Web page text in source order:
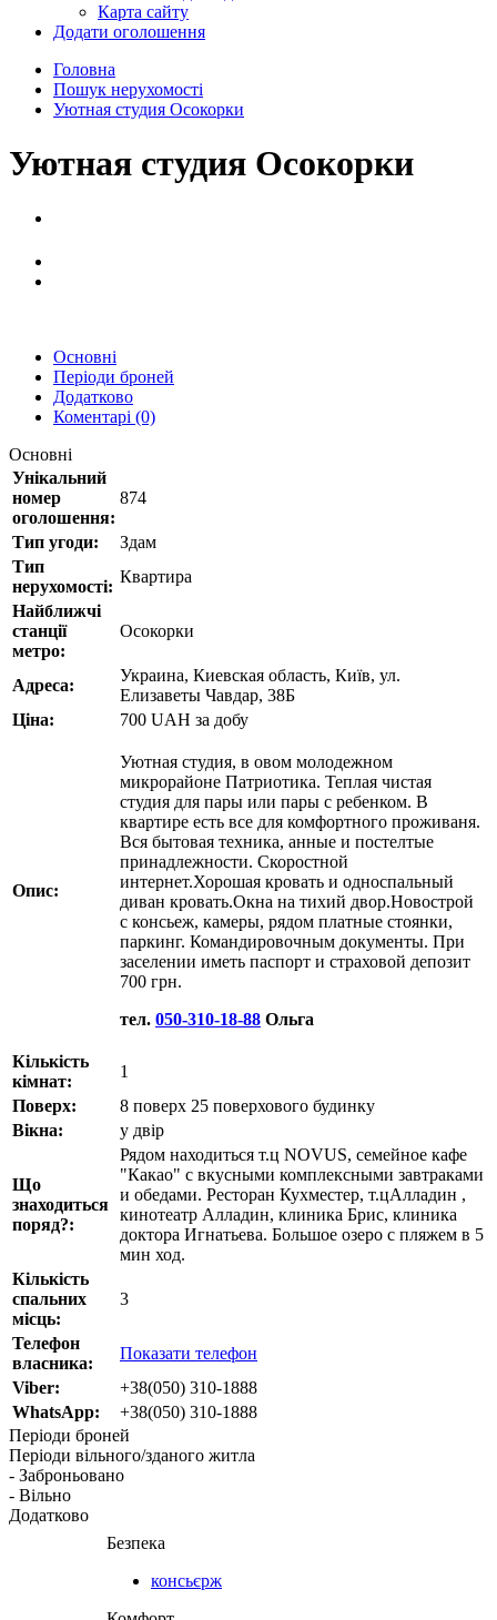
Карта сайту
Додати оголошення
Головна
Пошук нерухомості
Уютная студия Осокорки
Уютная студия Осокорки
Основні
Періоди броней
Додатково
Коментарі (0)
Основні
Унікальний
номер
оголошення:
874
Тип угоди:
Здам
Тип
нерухомості:
Квартира
Найближчі
станції
метро:
Осокорки
Адреса:
Украина, Киевская область, Київ, ул.
Елизаветы Чавдар, 38Б
Ціна:
700 UAH за добу
Опис:
Уютная студия, в овом молодежном
микрорайоне Патриотика. Теплая чистая
студия для пары или пары с ребенком. В
квартире есть все для комфортного проживаня.
Вся бытовая техника, анные и постелтые
принадлежности. Скоростной
интернет.Хорошая кровать и односпальный
диван кровать.Окна на тихий двор.Новострой
с консьеж, камеры, рядом платные стоянки,
паркинг. Командировочным документы. При
заселении иметь паспорт и страховой депозит
700 грн.
тел. 050-310-18-88 Ольга
Кількість
кімнат:
1
Поверх:
8 поверх 25 поверхового будинку
Вікна:
у двір
Що
знаходиться
поряд?:
Рядом находиться т.ц NOVUS, семейное кафе
"Какао" с вкусными комплексными завтраками
и обедами. Ресторан Кухместер, т.цАлладин ,
кинотеатр Алладин, клиника Брис, клиника
доктора Игнатьева. Большое озеро с пляжем в 5
мин ход.
Кількість
спальних
місць:
3
Телефон
власника:
Показати телефон
Viber:
+38(050) 310-1888
WhatsApp:
+38(050) 310-1888
Періоди броней
Періоди вільного/зданого житла
- Заброньовано
- Вільно
Додатково
Безпека
консьєрж